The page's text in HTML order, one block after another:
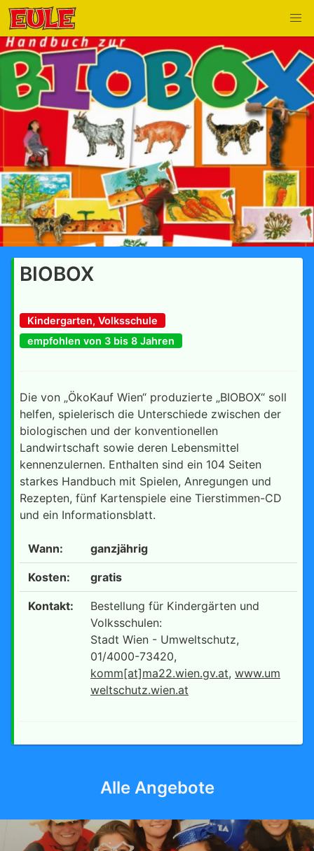
BIOBOX
Kindergarten, Volksschule
empfohlen von 3 bis 8 Jahren
Die von „ÖkoKauf Wien“ produzierte „BIOBOX“ soll
helfen, spielerisch die Unterschiede zwischen der
biologischen und der konventionellen
Landwirtschaft sowie deren Lebensmittel
kennenzulernen. Enthalten sind ein 104 Seiten
starkes Handbuch mit Spielen, Anregungen und
Rezepten, fünf Kartenspiele eine Tierstimmen-CD
und ein Informationsblatt.
Wann: ganzjährig
Kosten: gratis
Kontakt:
Bestellung für Kindergärten und
Volksschulen:
Stadt Wien - Umweltschutz,
01/4000-73420,
komm[at]ma22.wien.gv.at, www.um
weltschutz.wien.at
Alle Angebote